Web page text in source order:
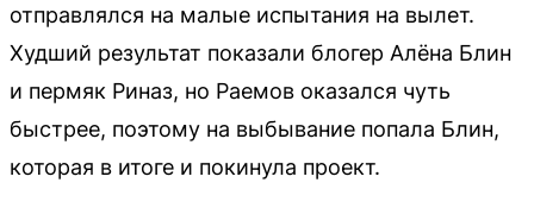
отправлялся на малые испытания на вылет.
Худший результат показали блогер Алёна Блин
и пермяк Риназ, но Раемов оказался чуть
быстрее, поэтому на выбывание попала Блин,
которая в итоге и покинула проект.